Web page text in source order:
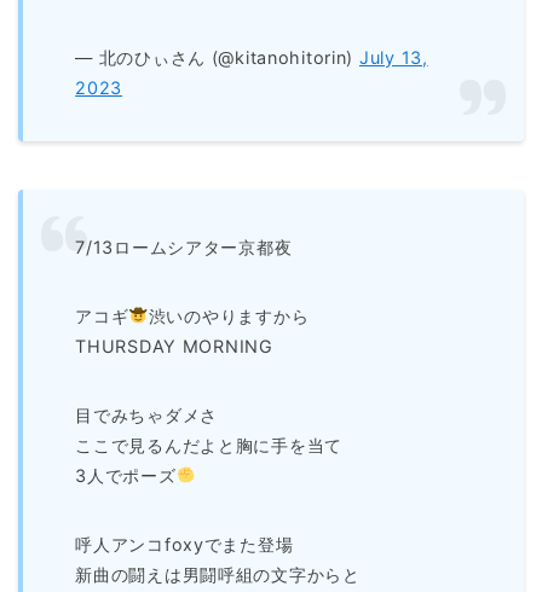
— 北のひぃさん (@kitanohitorin) July 13,
2023
7/13ロームシアター京都夜
アコギ
渋いのやりますから
THURSDAY MORNING
目でみちゃダメさ
ここで見るんだよと胸に手を当て
3人でポーズ
呼人アンコfoxyでまた登場
新曲の闘えは男闘呼組の文字からと